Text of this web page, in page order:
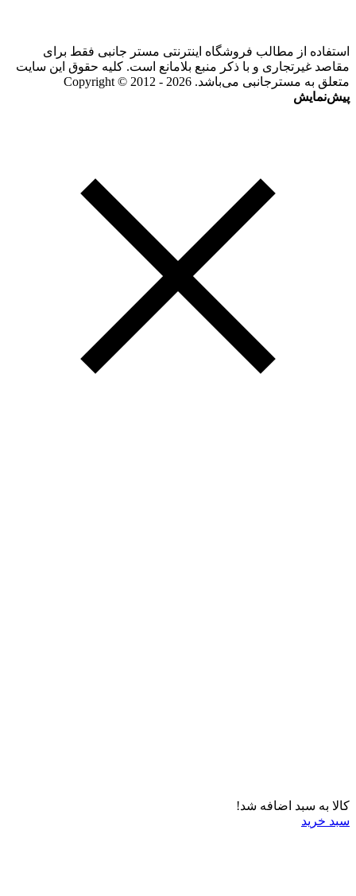
استفاده از مطالب فروشگاه اینترنتی مستر جانبی فقط برای
مقاصد غیرتجاری و با ذکر منبع بلامانع است. کلیه حقوق این سایت
متعلق به مسترجانبی می‌باشد. Copyright © 2012 - 2026
پیش‌نمایش
کالا به سبد اضافه شد!
سبد خرید